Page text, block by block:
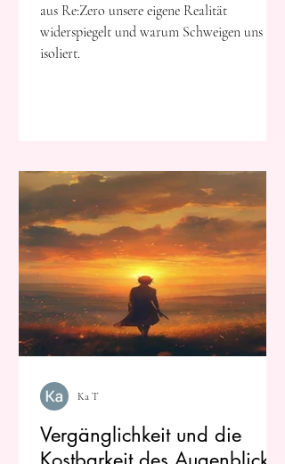
aus Re:Zero unsere eigene Realität
widerspiegelt und warum Schweigen uns
isoliert.
Vergänglichkeit und die
Ka T